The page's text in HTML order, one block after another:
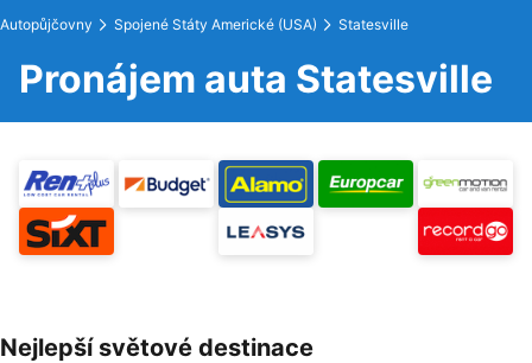
Autopůjčovny Spojené Státy Americké (USA) Statesville
Pronájem auta Statesville
Nejlepší světové destinace